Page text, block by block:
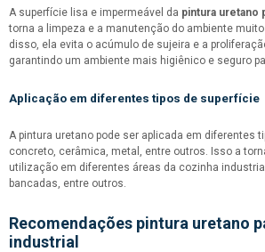
A superfície lisa e impermeável da pintura uretano
torna a limpeza e a manutenção do ambiente
disso, ela evita o acúmulo de sujeira e a
garantindo um ambiente mais higiênico e seguro
Aplicação em diferentes tipos de superfície
A pintura uretano pode ser aplicada em diferentes
concreto, cerâmica, metal, entre outros. Isso a
utilização em diferentes áreas da cozinha
bancadas, entre outros.
Recomendações pintura uretano
industrial